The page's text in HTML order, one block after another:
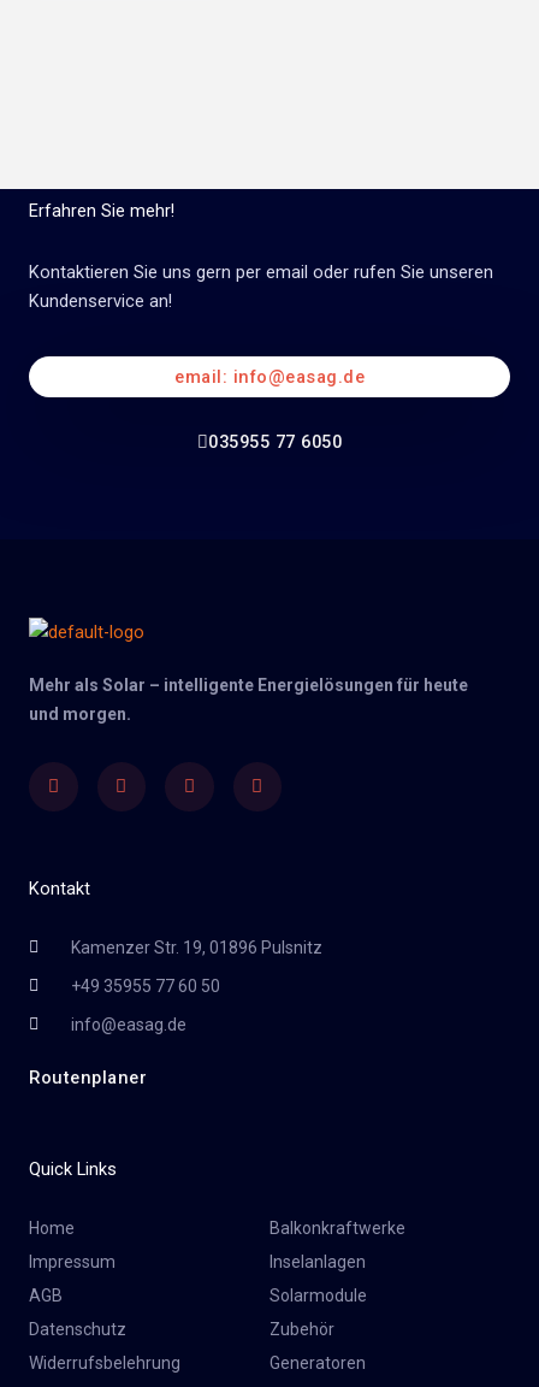
Erfahren Sie mehr!
Kontaktieren Sie uns gern per email oder rufen Sie unseren
Kundenservice an!
email: info@easag.de
035955 77 6050
Mehr als Solar – intelligente Energielösungen für heute
und morgen.
FacebookTwitter Youtube Instagram
Kontakt
Kamenzer Str. 19, 01896 Pulsnitz
+49 35955 77 60 50
info@easag.de
Routenplaner
Quick Links
Home
Impressum
AGB
Datenschutz
Widerrufsbelehrung
Balkonkraftwerke
Inselanlagen
Solarmodule
Zubehör
Generatoren